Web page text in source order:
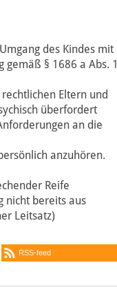
des Kindes mit
§ 1686 a Abs. 1
Eltern und
überfordert
an die
anzuhören.
Reife
nicht bereits aus
Leitsatz)
RSS-feed